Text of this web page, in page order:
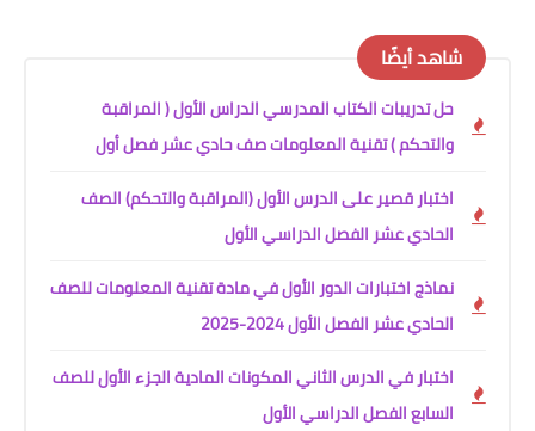
شاهد أيضًا
حل تدريبات الكتاب المدرسي الدراس الأول ( المراقبة
والتحكم ) تقنية المعلومات صف حادي عشر فصل أول
اختبار قصير على الدرس الأول (المراقبة والتحكم) الصف
الحادي عشر الفصل الدراسي الأول
نماذج اختبارات الدور الأول في مادة تقنية المعلومات للصف
الحادي عشر الفصل الأول 2024-2025
اختبار في الدرس الثاني المكونات المادية الجزء الأول للصف
السابع الفصل الدراسي الأول